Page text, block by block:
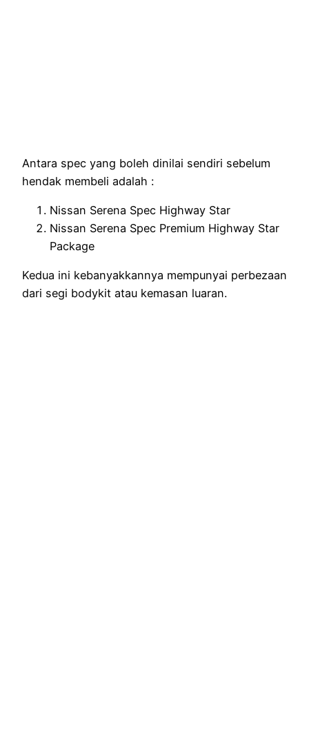
Antara spec yang boleh dinilai sendiri sebelum
hendak membeli adalah :
Nissan Serena Spec Highway Star
Nissan Serena Spec Premium Highway Star
Package
Kedua ini kebanyakkannya mempunyai perbezaan
dari segi bodykit atau kemasan luaran.